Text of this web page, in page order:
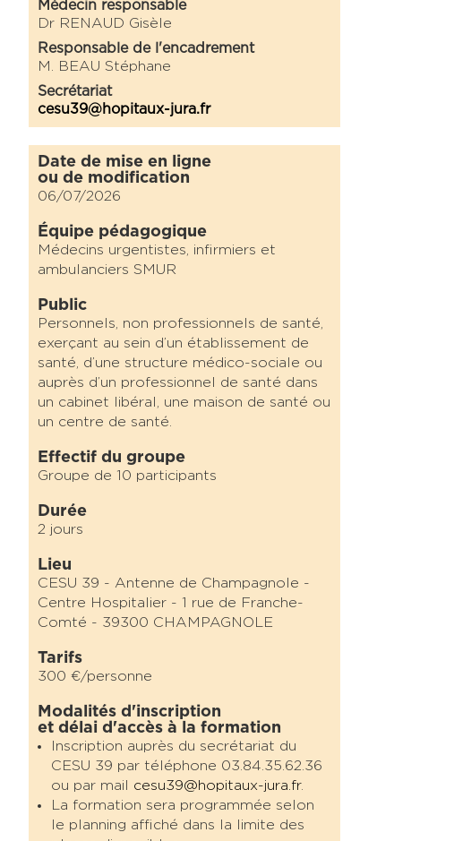
Médecin responsable
Dr RENAUD Gisèle
Responsable de l'encadrement
M. BEAU Stéphane
Secrétariat
cesu39@hopitaux-jura.fr
Date de mise en ligne
ou de modification
06/07/2026
Équipe pédagogique
Médecins urgentistes, infirmiers et
ambulanciers SMUR
Public
Personnels, non professionnels de santé,
exerçant au sein d’un établissement de
santé, d’une structure médico-sociale ou
auprès d’un professionnel de santé dans
un cabinet libéral, une maison de santé ou
un centre de santé.
Effectif du groupe
Groupe de 10 participants
Durée
2 jours
Lieu
CESU 39 - Antenne de Champagnole -
Centre Hospitalier - 1 rue de Franche-
Comté - 39300 CHAMPAGNOLE
Tarifs
300 €/personne
Modalités d'inscription
et délai d'accès à la formation
Inscription auprès du secrétariat du
CESU 39 par téléphone 03.84.35.62.36
ou par mail cesu39@hopitaux-jura.fr.
La formation sera programmée selon
le planning affiché dans la limite des